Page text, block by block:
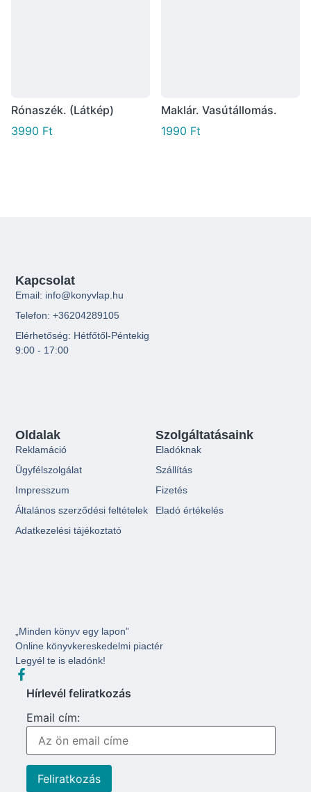
Rónaszék. (Látkép)
3990 Ft
Maklár. Vasútállomás.
1990 Ft
„Minden könyv egy lapon”
Online könyvkereskedelmi piactér
Legyél te is eladónk!
Hírlevél feliratkozás
Email cím:
Szolgáltatásaink
Eladóknak
Szállítás
Fizetés
Eladó értékelés
Oldalak
Reklamáció
Ügyfélszolgálat
Impresszum
Általános szerződési feltételek
Adatkezelési tájékoztató
Kapcsolat
Email: info@konyvlap.hu
Telefon: +36204289105
Elérhetőség: Hétfőtől-Péntekig
9:00 - 17:00